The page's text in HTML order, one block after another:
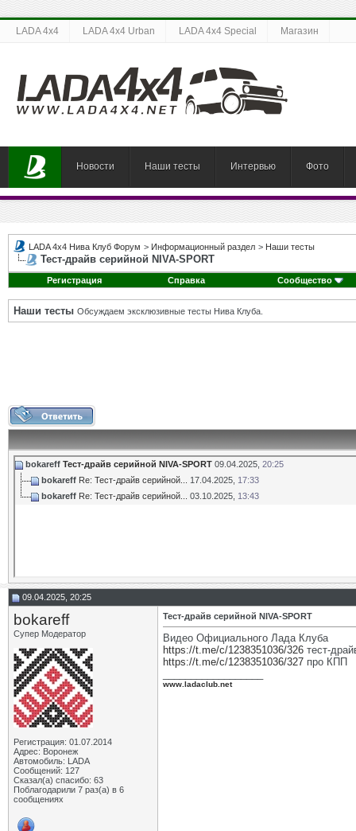
LADA 4x4 LADA 4x4 Urban LADA 4x4 Special Магазин
Новости Наши тесты Интервью Фото
LADA 4x4 Нива Клуб Форум > Информационный раздел > Наши тесты
Тест-драйв серийной NIVA-SPORT
Регистрация Справка Сообщество
Наши тесты Обсуждаем эксклюзивные тесты Нива Клуба.
bokareff Тест-драйв серийной NIVA-SPORT 09.04.2025, 20:25
bokareff Re: Тест-драйв серийной... 17.04.2025, 17:33
bokareff Re: Тест-драйв серийной... 03.10.2025, 13:43
09.04.2025, 20:25
bokareff
Супер Модератор
Регистрация: 01.07.2014
Адрес: Воронеж
Автомобиль: LADA
Сообщений: 127
Сказал(а) спасибо: 63
Поблагодарили 7 раз(а) в 6
сообщениях
Тест-драйв серийной NIVA-SPORT
Видео Официального Лада Клуба
https://t.me/c/1238351036/326 тест-
https://t.me/c/1238351036/327 про КПП
www.ladaclub.net